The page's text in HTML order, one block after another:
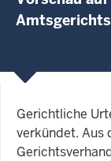
Gerichtliche
verkündet. Aus